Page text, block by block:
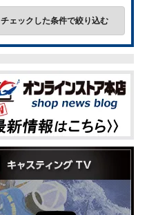
チェックした条件で絞り込む